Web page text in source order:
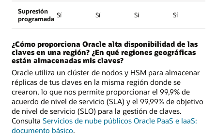
Supresión
programada Sí Sí Sí Sí
¿Cómo proporciona Oracle alta disponibilidad de las
claves en una región? ¿En qué regiones geográficas
están almacenadas mis claves?
Oracle utiliza un clúster de nodos y HSM para almacenar
réplicas de tus claves en la misma región donde se
crearon, lo que nos permite proporcionar el 99,9% de
acuerdo de nivel de servicio (SLA) y el 99,99% de objetivo
de nivel de servicio (SLO) para la gestión de claves.
Consulta Servicios de nube públicos Oracle PaaS e IaaS:
documento básico.